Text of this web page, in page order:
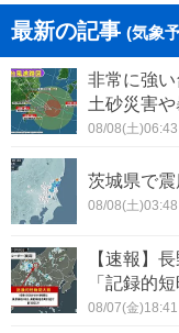
最新の記事 (気象
非常に強
土砂災害
08/08(土)06:43
茨城県で
08/08(土)03:48
【速報】
「記録的
08/07(金)18:41